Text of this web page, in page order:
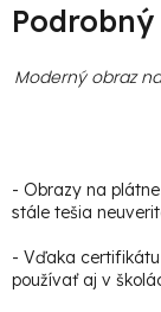
Moderný obraz
- Obrazy na
stále tešia
- Vďaka certifikátu
používať aj v